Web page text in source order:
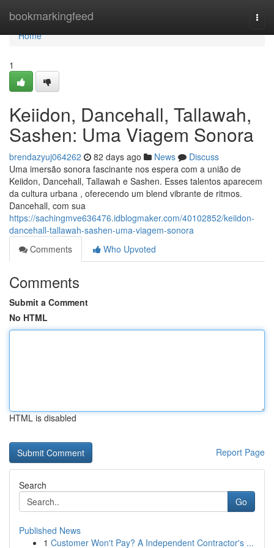
bookmarkingfeed
Home
Home
1
Keiidon, Dancehall, Tallawah,
Sashen: Uma Viagem Sonora
brendazyuj064262 82 days ago News
Discuss
Uma imersão sonora fascinante nos espera com a união de
Keiidon, Dancehall, Tallawah e Sashen. Esses talentos aparecem
da cultura urbana , oferecendo um blend vibrante de ritmos.
Dancehall, com sua
https://sachingmve636476.idblogmaker.com/40102852/keiidon-
dancehall-tallawah-sashen-uma-viagem-sonora
Comments
Who Upvoted
Comments
Submit a Comment
No HTML
HTML is disabled
Report Page
Search
Go
Published News
1 Customer Won't Pay? A Independent Contractor's ...